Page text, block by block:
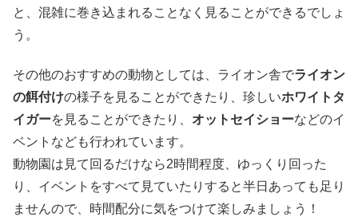
と、混雑に巻き込まれることなく見ることができるでしょ
う。
その他のおすすめの動物としては、ライオン舎でライオン
の餌付けの様子を見ることができたり、珍しいホワイトタ
イガーを見ることができたり、 オットセイショーなどのイ
ベントなども行われています。
動物園は見て回るだけなら2時間程度、ゆっくり回った
り、イベントをすべて見ていたりすると半日あっても足り
ませんので、時間配分に気をつけて楽しみましょう！